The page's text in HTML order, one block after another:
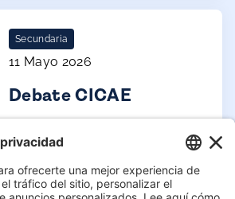
Secundaria
11 Mayo 2026
Debate CICAE